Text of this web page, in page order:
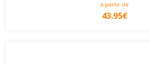
à partir de
43.95€